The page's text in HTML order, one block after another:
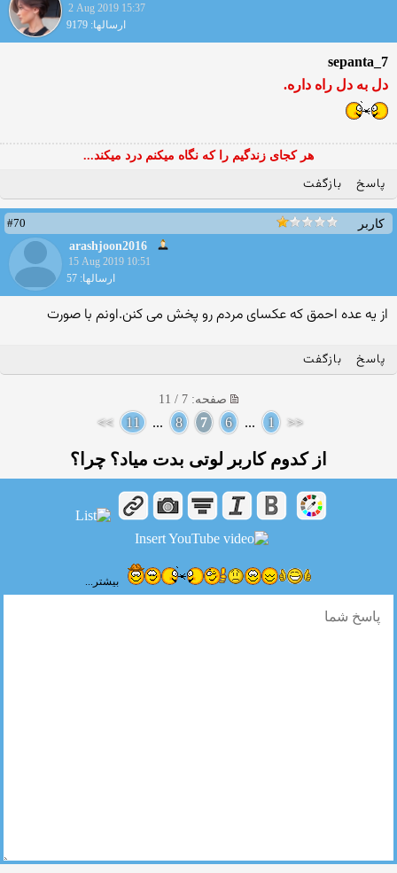
2 Aug 2019 15:37
ارسالها: 9179
sepanta_7
دل به دل راه داره.
هر کجای زندگیم را که نگاه میکنم درد میکند...
پاسخ بازگفت
کاربر
#70
arashjoon2016
15 Aug 2019 10:51
ارسالها: 57
از یه عده احمق که عکسای مردم رو پخش می کنن.اونم با صورت
پاسخ بازگفت
صفحه: 7 / 11
<<
1
...
6
7
8
...
11
>>
از کدوم کاربر لوتی بدت میاد؟ چرا؟
بیشتر...